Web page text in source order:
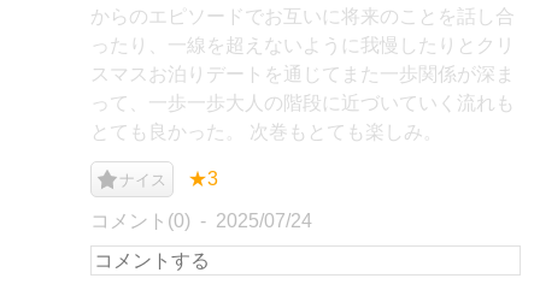
からのエピソードでお互いに将来のことを話し合
ったり、一線を超えないように我慢したりとクリ
スマスお泊りデートを通じてまた一歩関係が深ま
って、一歩一歩大人の階段に近づいていく流れも
とても良かった。 次巻もとても楽しみ。
ナイス ★3
コメント(0) 2025/07/24